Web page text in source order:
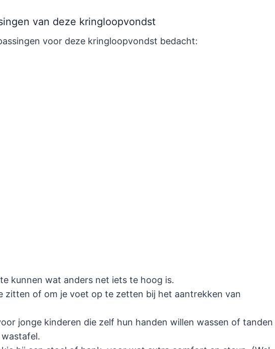
van deze kringloopvondst
voor deze kringloopvondst bedacht:
kunnen wat anders net iets te hoog is.
zitten of om je voet op te zetten bij het aantrekken van
jonge kinderen die zelf hun handen willen wassen of tanden